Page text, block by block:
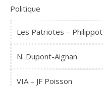
Politique
Les Patriotes – Philippot
N. Dupont-Aignan
VIA – JF Poisson